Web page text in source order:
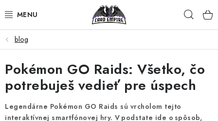
na
POKÉMON
MAGIC THE GATHERING
ŠPORTY
ZBERATEĽSKÉ KARTY
blog
Pokémon GO Raids: Všetko, čo
potrebuješ vedieť pre úspech
Legendárne Pokémon GO Raids sú vrcholom tejto
interaktívnej smartfónovej hry. V podstate ide o spôsob,